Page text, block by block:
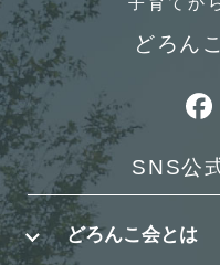
どろん
SNS公
どろんこ会とは